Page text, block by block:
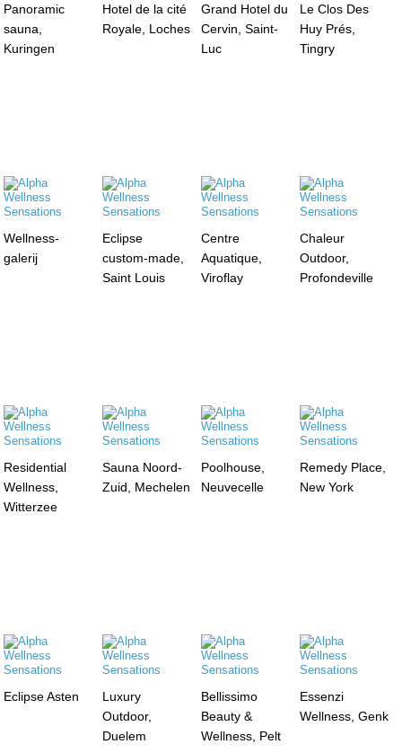
Panoramic
sauna,
Kuringen
Hotel de la cité
Royale, Loches
Grand Hotel du
Cervin, Saint-
Luc
Le Clos Des
Huy Prés,
Tingry
Wellness-
galerij
Eclipse
custom-made,
Saint Louis
Centre
Aquatique,
Viroflay
Chaleur
Outdoor,
Profondeville
Residential
Wellness,
Witterzee
Sauna Noord-
Zuid, Mechelen
Poolhouse,
Neuvecelle
Remedy Place,
New York
Eclipse Asten
Luxury
Outdoor,
Duelem
Bellissimo
Beauty &
Wellness, Pelt
Essenzi
Wellness, Genk